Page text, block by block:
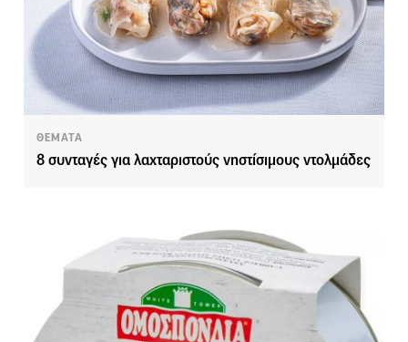
ΘΕΜΑΤΑ
8 συνταγές για λαχταριστούς νηστίσιμους ντολμάδες